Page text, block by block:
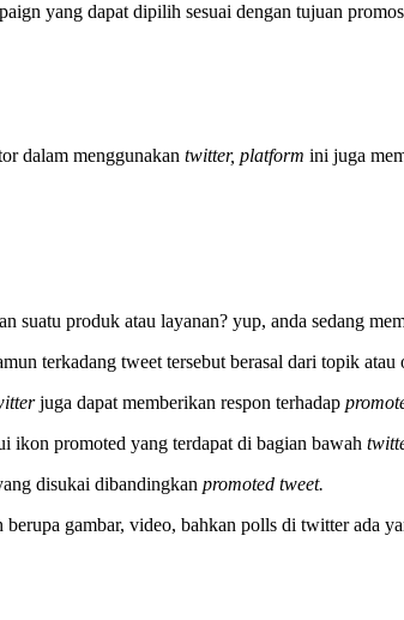
yang dapat dipilih sesuai dengan tujuan
dalam menggunakantwitter, platform ini juga
suatu produk atau layanan? yup, anda sedang
terkadang tweet tersebut berasal dari topik
juga dapat memberikan respon terhadap
ikon promoted yang terdapat di bagian bawah
disukai dibandingkanpromoted tweet.
gambar, video, bahkan polls di twitter ada